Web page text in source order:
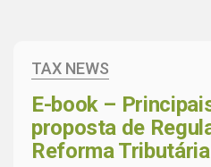
TAX NEWS
E-book –
proposta de
Reforma Tributária